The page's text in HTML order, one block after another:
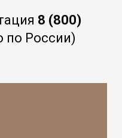
8 (800)
по России)